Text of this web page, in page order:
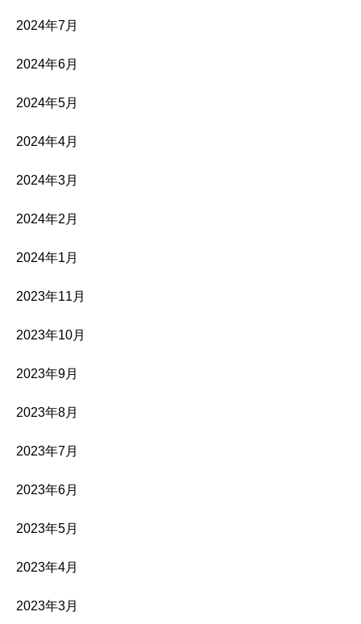
2024年7月
2024年6月
2024年5月
2024年4月
2024年3月
2024年2月
2024年1月
2023年11月
2023年10月
2023年9月
2023年8月
2023年7月
2023年6月
2023年5月
2023年4月
2023年3月